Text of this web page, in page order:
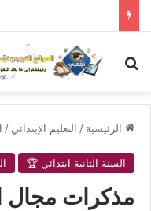
بحث عن
الرئيسية / التعليم الإبتدائي /
السنة الثانية ابتدائي 🏆
مذكرات مجال